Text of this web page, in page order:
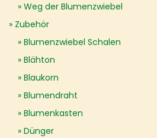
Weg der Blumenzwiebel
Zubehör
Blumenzwiebel Schalen
Blähton
Blaukorn
Blumendraht
Blumenkasten
Dünger